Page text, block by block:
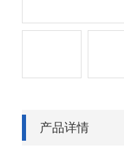
产品详情